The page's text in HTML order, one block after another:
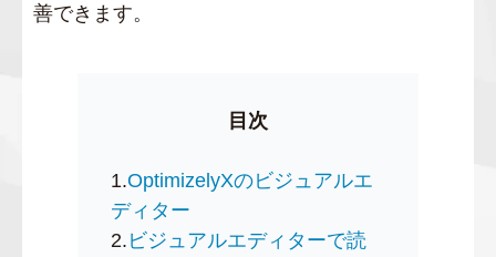
善できます。
目次
1.OptimizelyXのビジュアルエ
ディター
2. ビジュアルエディターで読